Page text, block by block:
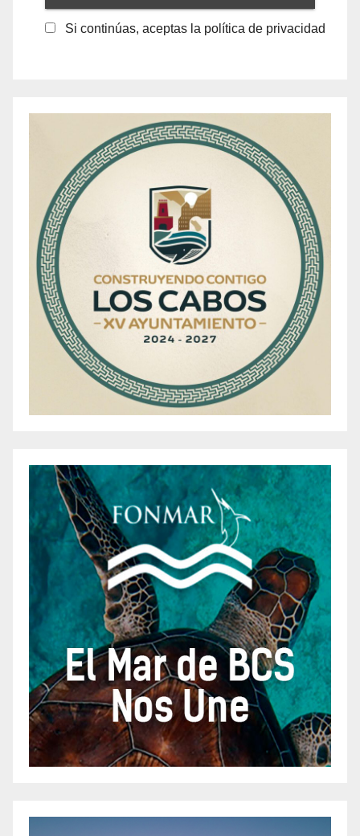
Si continúas, aceptas la política de privacidad